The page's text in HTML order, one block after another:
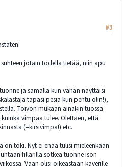
#3
jotain todella tietää, niin apu
ja samalla kun vähän näyttäisi
tapasi pesiä kun pentu olin!),
Toivon mukaan ainakin tuossa
vimpaa tulee. Olettaen, että
(=kirsivimpa!) etc.
toki. Nyt ei enää tulisi mieleenkään
fillarilla sotkea tuonne ison
Vaan olisi oikeastaan kaverille